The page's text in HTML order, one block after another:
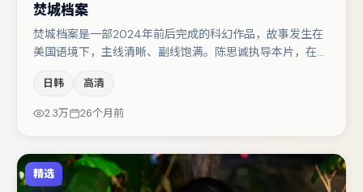
焚城档案
焚城档案是一部2024年前后完成的科幻作品，故事发生在
美国语境下，主线清晰、副线饱满。陈思诚执导本片，在场
桂纶镁在片中承担叙事驱动，河正宇、章子怡分别提供反差
与喜剧/悬疑调剂（视场次而定）。节奏紧凑、反转有度，
值得列入片单。
日韩 高清
2.3万 26个月前
精选